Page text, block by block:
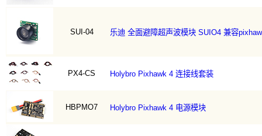
SUI-04 乐迪 全面避障超声波模块 SUIO4 兼容
PX4-CS Holybro Pixhawk 4 连接线套装
HBPMO7 Holybro Pixhawk 4 电源模块